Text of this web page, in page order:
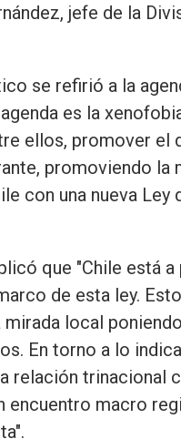
jefe de la
se refirió a la
es la
ellos, promover
promoviendo la
con una nueva
que "Chile está
de esta ley.
local
En torno a lo
relación trinacional
encuentro macro